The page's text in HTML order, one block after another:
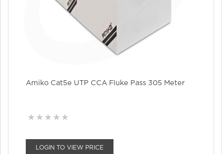
Amiko Cat5e UTP CCA Fluke Pass 305 Meter
LOGIN TO VIEW PRICE